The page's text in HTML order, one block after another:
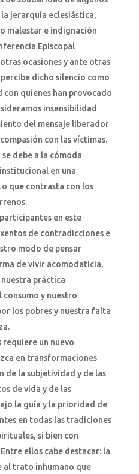
jerarquía eclesiástica,
malestar e indignación
Episcopal
ocasiones y ante otras
dicho silencio como
con quienes han provocado
insensibilidad
del mensaje liberador
con las víctimas.
debe a la cómoda
en una
que contrasta con los
en este
de contradicciones e
modo de pensar
de vivir acomodaticia,
práctica
y nuestro
los pobres y nuestra falta
requiere un nuevo
en transformaciones
de la subjetividad y de las
de vida y de las
la guía y la prioridad de
en todas las tradiciones
si bien con
ellos cabe destacar: la
al trato inhumano que